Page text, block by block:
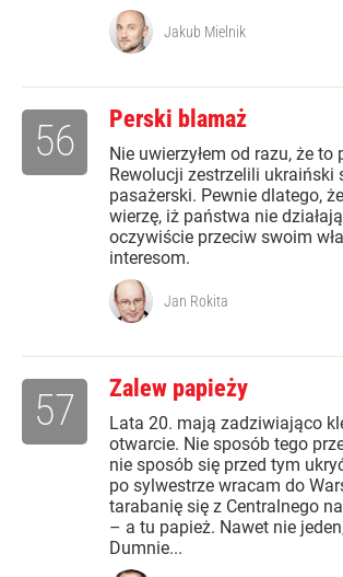
Jakub Mielnik
Perski blamaż
Nie uwierzyłem od razu, że to
Rewolucji zestrzelili ukraiński
pasażerski. Pewnie dlatego,
wierzę, iż państwa nie
oczywiście przeciw swoim
interesom.
56
Jan Rokita
Zalew papieży
Lata 20. mają zadziwiająco
otwarcie. Nie sposób tego
nie sposób się przed tym
po sylwestrze wracam do
tarabanię się z Centralnego
– a tu papież. Nawet nie
Dumnie...
57